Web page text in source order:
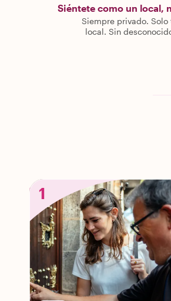
Siéntete como un local,
Siempre privado.
local. Sin
1